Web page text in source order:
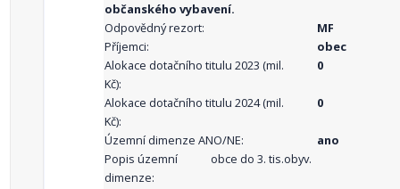
občanského vybavení.
Odpovědný rezort:
MF
Příjemci:
obec
Alokace dotačního titulu 2023 (mil.
Kč):
0
Alokace dotačního titulu 2024 (mil.
Kč):
0
Územní dimenze ANO/NE:
ano
Popis územní
dimenze:
obce do 3. tis.obyv.